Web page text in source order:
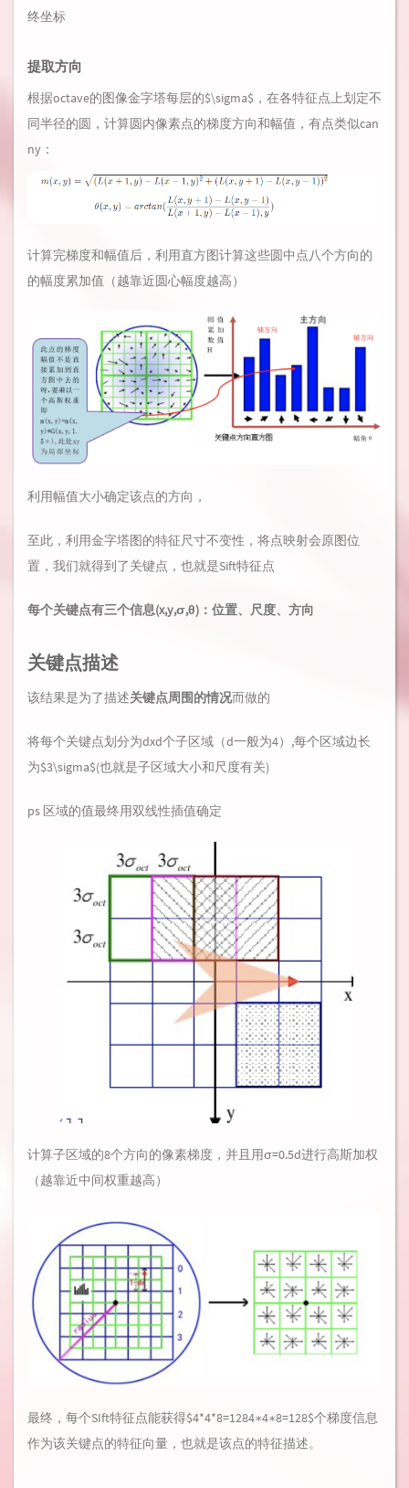
终坐标
提取方向
根据octave的图像金字塔每层的$\sigma$，在各特征点上划定不
同半径的圆，计算圆内像素点的梯度方向和幅值，有点类似can
ny：
计算完梯度和幅值后，利用直方图计算这些圆中点八个方向的
的幅度累加值（越靠近圆心幅度越高）
利用幅值大小确定该点的方向，
至此，利用金字塔图的特征尺寸不变性，将点映射会原图位
置，我们就得到了关键点，也就是Sift特征点
每个关键点有三个信息(x,y,σ,θ)：位置、尺度、方向
关键点描述
该结果是为了描述关键点周围的情况而做的
将每个关键点划分为dxd个子区域（d一般为4）,每个区域边长
为$3\sigma$(也就是子区域大小和尺度有关)
ps 区域的值最终用双线性插值确定
计算子区域的8个方向的像素梯度，并且用σ=0.5d进行高斯加权
（越靠近中间权重越高）
最终，每个SIft特征点能获得$4*4*8=1284∗4∗8=128$个梯度信息
作为该关键点的特征向量，也就是该点的特征描述。